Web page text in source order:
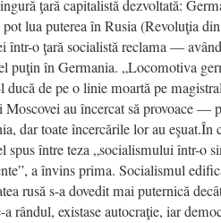
ţară capitalistă dezvoltată:
lua puterea în Rusia (Revoluţia
într-o ţară socialistă reclama —
puţin în Germania. „Locomotiva
ducă de pe o linie moartă pe
Moscovei au încercat să provoace
dar toate încercările lor au eşuat.În
spus între teza „socialismului într-o
a învins prima. Socialismul
rusă s-a dovedit mai puternică
a rândul, existase autocraţie, iar